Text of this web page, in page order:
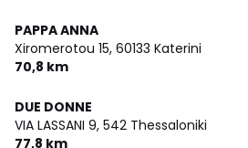
PAPPA ANNA
Xiromerotou 15, 60133 Katerini
70,8 km
DUE DONNE
VIA LASSANI 9, 542 Thessaloniki
77,8 km